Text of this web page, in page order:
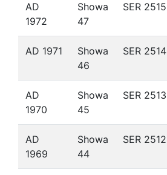
AD
1972
Showa
47
SER 2515
AD 1971
Showa
46
SER 2514
AD
1970
Showa
45
SER 2513
AD
1969
Showa
44
SER 2512